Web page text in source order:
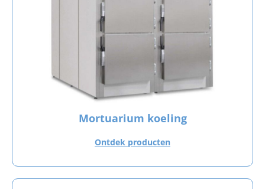
Mortuarium koeling
Ontdek producten